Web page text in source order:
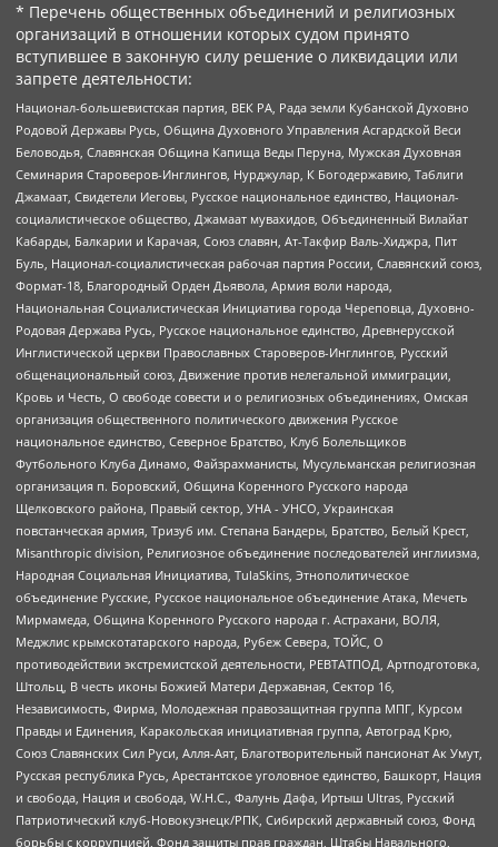
* Перечень общественных объединений и религиозных
организаций в отношении которых судом принято
вступившее в законную силу решение о ликвидации или
запрете деятельности:
Национал-большевистская партия, ВЕК РА, Рада земли Кубанской Духовно
Родовой Державы Русь, Община Духовного Управления Асгардской Веси
Беловодья, Славянская Община Капища Веды Перуна, Мужская Духовная
Семинария Староверов-Инглингов, Нурджулар, К Богодержавию, Таблиги
Джамаат, Свидетели Иеговы, Русское национальное единство, Национал-
социалистическое общество, Джамаат мувахидов, Объединенный Вилайат
Кабарды, Балкарии и Карачая, Союз славян, Ат-Такфир Валь-Хиджра, Пит
Буль, Национал-социалистическая рабочая партия России, Славянский союз,
Формат-18, Благородный Орден Дьявола, Армия воли народа,
Национальная Социалистическая Инициатива города Череповца, Духовно-
Родовая Держава Русь, Русское национальное единство, Древнерусской
Инглистической церкви Православных Староверов-Инглингов, Русский
общенациональный союз, Движение против нелегальной иммиграции,
Кровь и Честь, О свободе совести и о религиозных объединениях, Омская
организация общественного политического движения Русское
национальное единство, Северное Братство, Клуб Болельщиков
Футбольного Клуба Динамо, Файзрахманисты, Мусульманская религиозная
организация п. Боровский, Община Коренного Русского народа
Щелковского района, Правый сектор, УНА - УНСО, Украинская
повстанческая армия, Тризуб им. Степана Бандеры, Братство, Белый Крест,
Misanthropic division, Религиозное объединение последователей инглиизма,
Народная Социальная Инициатива, TulaSkins, Этнополитическое
объединение Русские, Русское национальное объединение Атака, Мечеть
Мирмамеда, Община Коренного Русского народа г. Астрахани, ВОЛЯ,
Меджлис крымскотатарского народа, Рубеж Севера, ТОЙС, О
противодействии экстремистской деятельности, РЕВТАТПОД, Артподготовка,
Штольц, В честь иконы Божией Матери Державная, Сектор 16,
Независимость, Фирма, Молодежная правозащитная группа МПГ, Курсом
Правды и Единения, Каракольская инициативная группа, Автоград Крю,
Союз Славянских Сил Руси, Алля-Аят, Благотворительный пансионат Ак Умут,
Русская республика Русь, Арестантское уголовное единство, Башкорт, Нация
и свобода, Нация и свобода, W.H.С., Фалунь Дафа, Иртыш Ultras, Русский
Патриотический клуб-Новокузнецк/РПК, Сибирский державный союз, Фонд
борьбы с коррупцией, Фонд защиты прав граждан, Штабы Навального,